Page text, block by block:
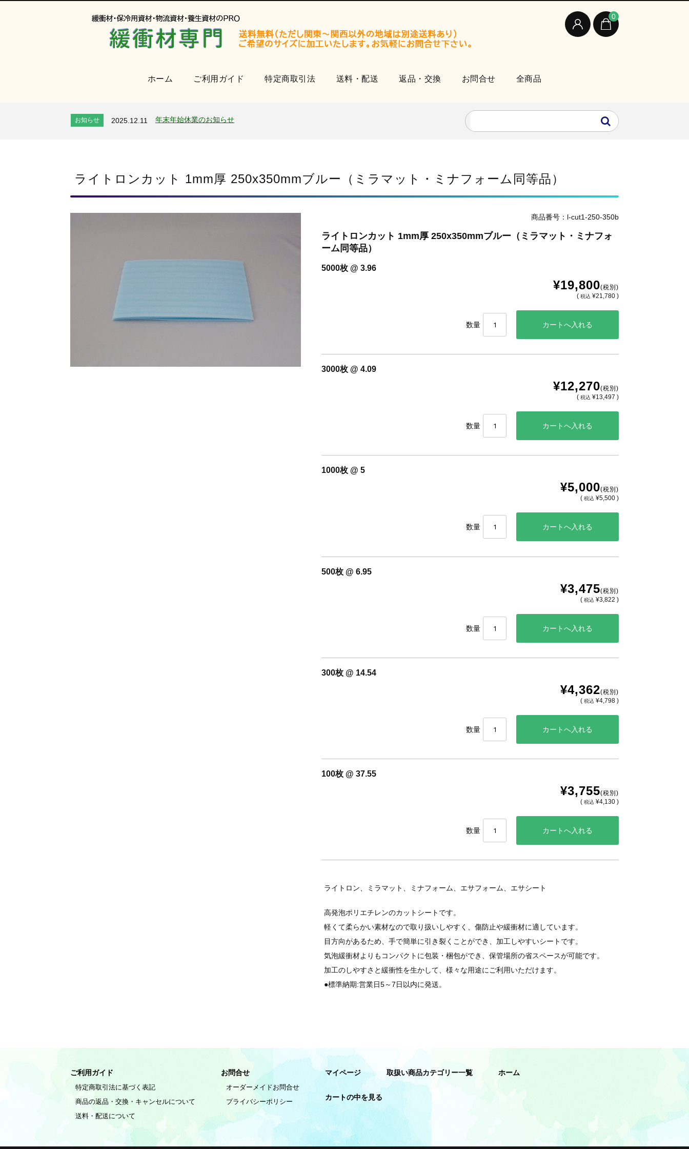
0
ホーム ご利用ガイド 特定商取引法 送料・配送 返品・交換 お問合せ 全商品
お知らせ 2025.12.11 年末年始休業のお知らせ
お知らせ 2026.7.24 2026年 夏季休業のお知らせ
ライトロンカット 1mm厚 250x350mmブルー（ミラマット・ミナフォーム同等品）
商品番号：l-cut1-250-350b
ライトロンカット 1mm厚 250x350mmブルー（ミラマット・ミナフォ
ーム同等品）
5000枚 @ 3.96
¥19,800(税別)
( 税込 ¥21,780 )
数量
3000枚 @ 4.09
¥12,270(税別)
( 税込 ¥13,497 )
数量
1000枚 @ 5
¥5,000(税別)
( 税込 ¥5,500 )
数量
500枚 @ 6.95
¥3,475(税別)
( 税込 ¥3,822 )
数量
300枚 @ 14.54
¥4,362(税別)
( 税込 ¥4,798 )
数量
100枚 @ 37.55
¥3,755(税別)
( 税込 ¥4,130 )
数量
ライトロン、ミラマット、ミナフォーム、エサフォーム、エサシート
高発泡ポリエチレンのカットシートです。
軽くて柔らかい素材なので取り扱いしやすく、傷防止や緩衝材に適しています。
目方向があるため、手で簡単に引き裂くことができ、加工しやすいシートです。
気泡緩衝材よりもコンパクトに包装・梱包ができ、保管場所の省スペースが可能です。
加工のしやすさと緩衝性を生かして、様々な用途にご利用いただけます。
●標準納期:営業日5～7日以内に発送。
ご利用ガイド
特定商取引法に基づく表記
商品の返品・交換・キャンセルについて
送料・配送について
お問合せ
オーダーメイドお問合せ
プライバシーポリシー
マイページ 取扱い商品カテゴリー一覧 ホーム
カートの中を見る